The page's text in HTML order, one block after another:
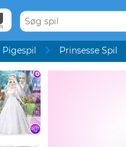
Pigespil Prinsesse Spil